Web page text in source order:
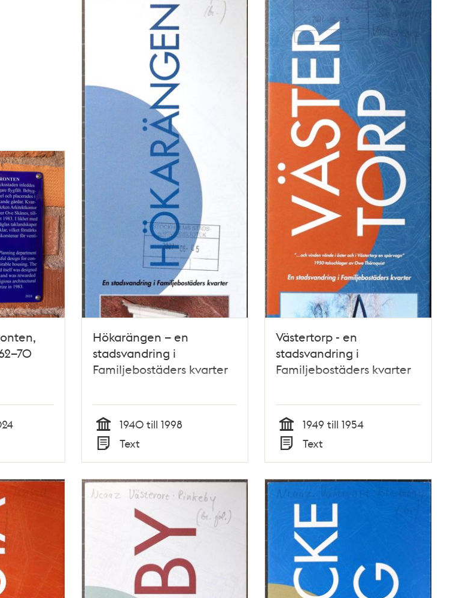
Hökarängen – en
stadsvandring i
Familjebostäders kvarter
Tid
1940 till 1998
Typ
Text
Västertorp - en
stadsvandring i
Familjebostäders kvarter
Tid
1949 till 1954
Typ
Text